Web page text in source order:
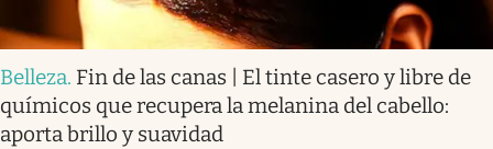
Belleza. Fin de las canas | El tinte casero y libre de
químicos que recupera la melanina del cabello:
aporta brillo y suavidad